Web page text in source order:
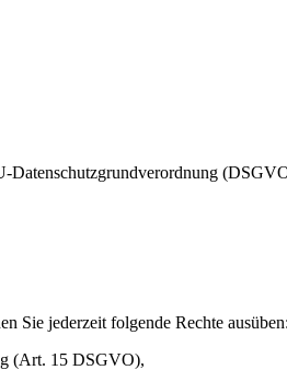
Datenschutzgrundverordnung
Sie jederzeit folgende Rechte ausüben:
(Art. 15 DSGVO),